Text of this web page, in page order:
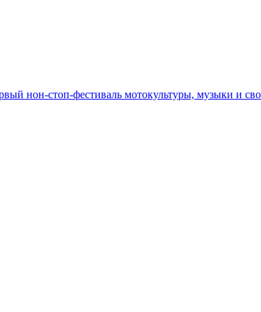
нон-стоп-фестиваль мотокультуры, музыки и